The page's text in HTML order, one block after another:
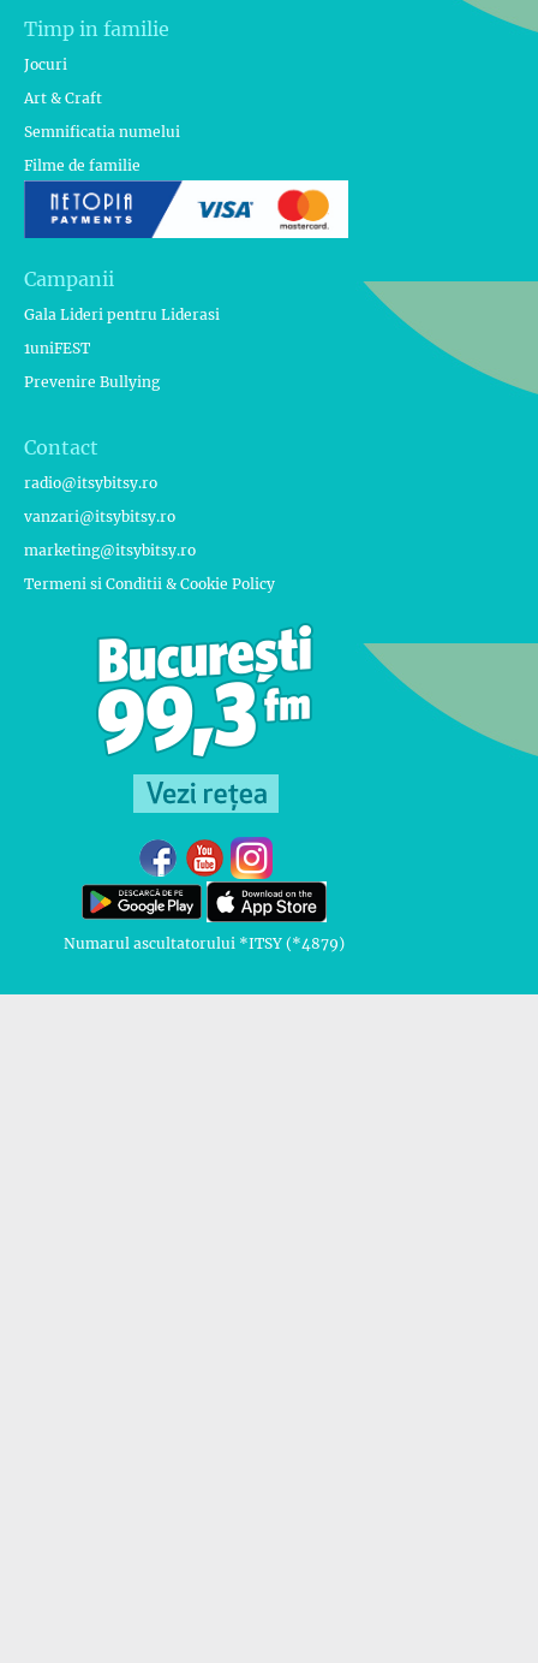
Timp in familie
Jocuri
Art & Craft
Semnificatia numelui
Filme de familie
Campanii
Gala Lideri pentru Liderasi
1uniFEST
Prevenire Bullying
Contact
radio@itsybitsy.ro
vanzari@itsybitsy.ro
marketing@itsybitsy.ro
Termeni si Conditii & Cookie Policy
Numarul ascultatorului *ITSY (*4879)